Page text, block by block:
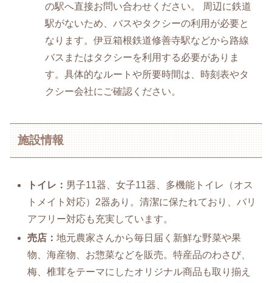
の駅へ直接お問い合わせください。 周辺に鉄道
駅がないため、バスやタクシーの利用が必要と
なります。伊豆箱根鉄道修善寺駅などから路線
バスまたはタクシーを利用する必要がありま
す。具体的なルートや所要時間は、時刻表やタ
クシー会社にご確認ください。
施設情報
トイレ： 男子11器、女子11器、多機能トイレ（オス
トメイト対応）2器あり。清潔に保たれており、バリ
アフリー対応も充実しています。
売店：地元農家さんから毎日届く新鮮な野菜や果
物、海産物、お惣菜などを販売。特産品のわさび、
梅、椎茸をテーマにしたオリジナル商品も取り揃え